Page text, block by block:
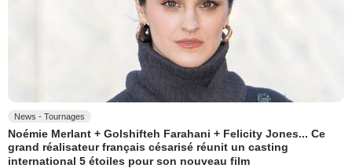
News - Tournages
Noémie Merlant + Golshifteh Farahani + Felicity Jones... Ce
grand réalisateur français césarisé réunit un casting
international 5 étoiles pour son nouveau film